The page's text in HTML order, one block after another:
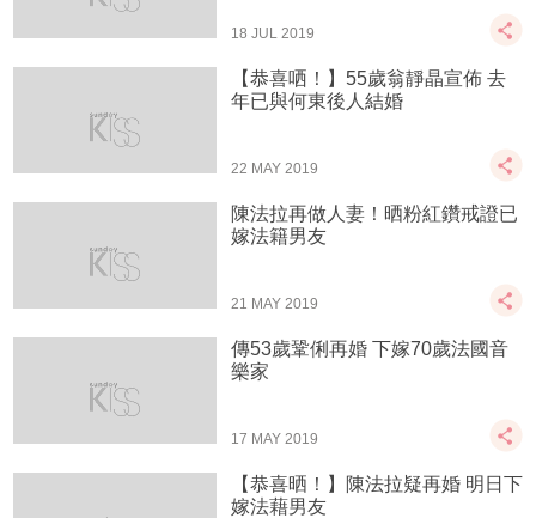
18 JUL 2019
【恭喜哂！】55歲翁靜晶宣佈 去
年已與何東後人結婚
22 MAY 2019
陳法拉再做人妻！晒粉紅鑽戒證已
嫁法籍男友
21 MAY 2019
傳53歲鞏俐再婚 下嫁70歲法國音
樂家
17 MAY 2019
【恭喜晒！】陳法拉疑再婚 明日下
嫁法藉男友